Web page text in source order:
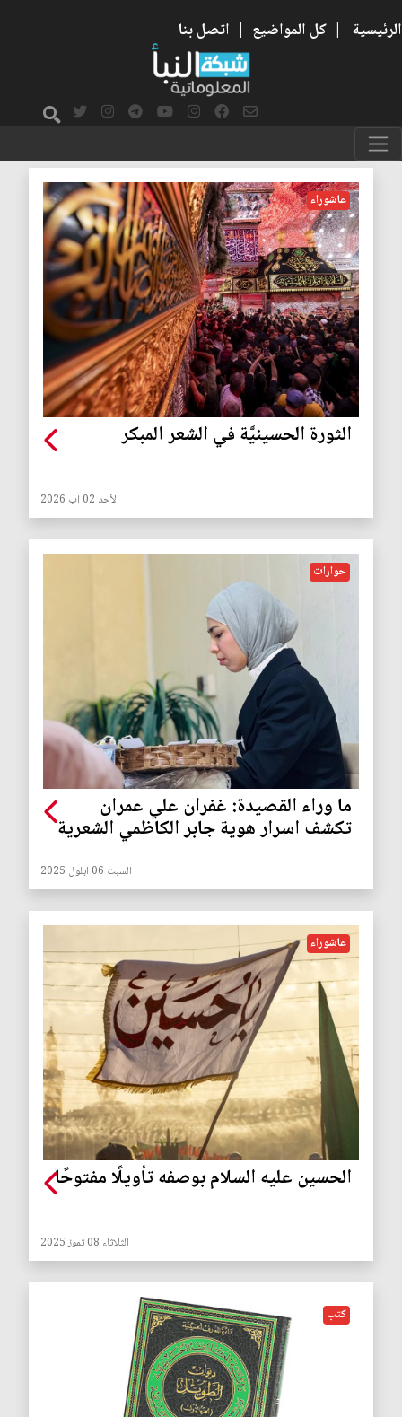
الرئيسية | كل المواضيع | اتصل بنا
الشعر الحسيني
عاشوراء
الثورة الحسينيَّة في الشعر المبكر
الأحد 02 آب 2026
حوارات
ما وراء القصيدة: غفران علي عمران
تكشف اسرار هوية جابر الكاظمي الشعرية
السبت 06 ايلول 2025
عاشوراء
الحسين عليه السلام بوصفه تأويلًا مفتوحًا
الثلاثاء 08 تموز 2025
كتب